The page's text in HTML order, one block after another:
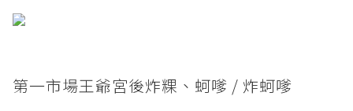
第一市場王爺宮後炸粿、蚵嗲 / 炸蚵嗲